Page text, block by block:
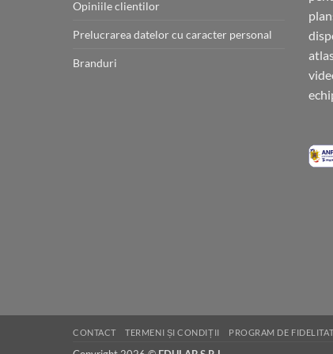
Opiniile clientilor
Prelucrarea datelor cu caracter personal
Branduri
CONTACT TERMENI ȘI CONDIȚII PROGRAM DE